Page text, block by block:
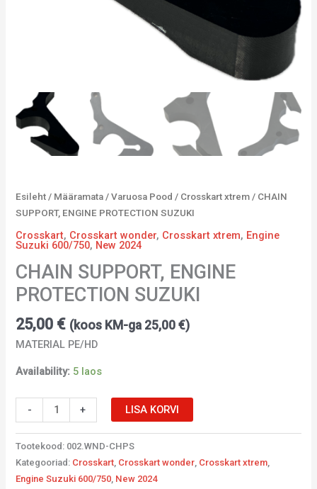
Esileht / Määramata /Varuosa Pood / Crosskart xtrem / CHAIN
SUPPORT, ENGINE PROTECTION SUZUKI
Crosskart, Crosskart wonder, Crosskart xtrem, Engine
Suzuki 600/750, New 2024
CHAIN SUPPORT, ENGINE
PROTECTION SUZUKI
25,00 € (koos KM-ga 25,00€)
MATERIAL PE/HD
Availability: 5 laos
- + LISA KORVI
Tootekood: 002.WND-CHPS
Kategooriad: Crosskart, Crosskart wonder, Crosskart xtrem,
Engine Suzuki 600/750, New 2024